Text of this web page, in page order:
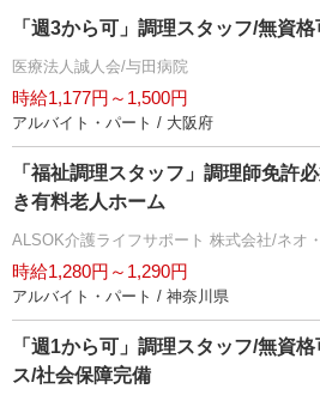
「週3から可」調理スタッフ/無資
医療法人誠人会/与田病院
時給1,177円～1,500円
アルバイト・パート / 大阪府
「福祉調理スタッフ」調理師免許
き有料老人ホーム
ALSOK介護ライフサポート 株式会社/ネオ
時給1,280円～1,290円
アルバイト・パート / 神奈川県
「週1から可」調理スタッフ/無資
ス/社会保障完備